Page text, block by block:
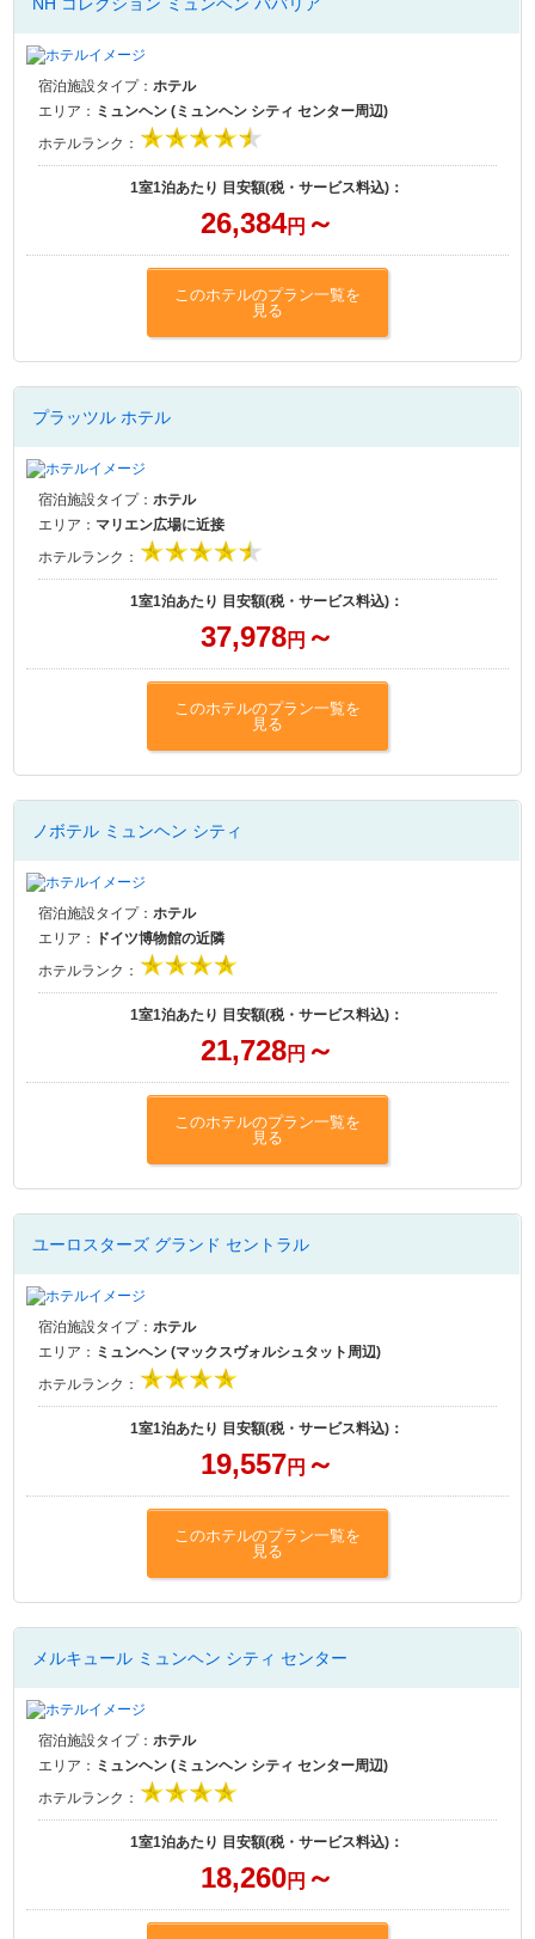
NH コレクション ミュンヘン ババリア
宿泊施設タイプ：ホテル
エリア： ミュンヘン (ミュンヘン シティ センター周辺)
ホテルランク：
1室1泊あたり 目安額(税・サービス料込)：
26,384円 ～
このホテルのプラン一覧を
見る
プラッツル ホテル
宿泊施設タイプ：ホテル
エリア： マリエン広場に近接
ホテルランク：
1室1泊あたり 目安額(税・サービス料込)：
37,978円 ～
このホテルのプラン一覧を
見る
ノボテル ミュンヘン シティ
宿泊施設タイプ：ホテル
エリア：
ドイツ博物館の近隣
ホテルランク：
1室1泊あたり 目安額(税・サービス料込)：
21,728円 ～
このホテルのプラン一覧を
見る
ユーロスターズ グランド セントラル
宿泊施設タイプ：ホテル
エリア： ミュンヘン (マックスヴォルシュタット周辺)
ホテルランク：
1室1泊あたり 目安額(税・サービス料込)：
19,557円 ～
このホテルのプラン一覧を
見る
メルキュール ミュンヘン シティ センター
宿泊施設タイプ：ホテル
エリア： ミュンヘン (ミュンヘン シティ センター周辺)
ホテルランク：
1室1泊あたり 目安額(税・サービス料込)：
18,260円 ～